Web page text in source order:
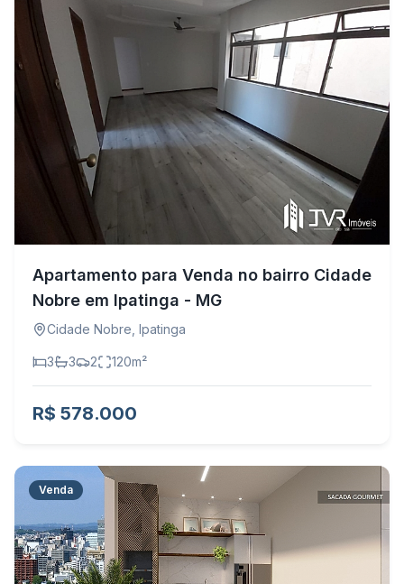
Apartamento para Venda no bairro Cidade
Nobre em Ipatinga - MG
Cidade Nobre Ipatinga
3 3 2 120m²
R$ 578.000
Venda